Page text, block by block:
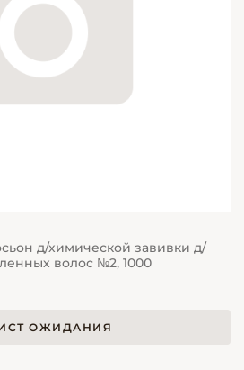
д/химической завивки д/
волос №2, 1000
ОЖИДАНИЯ